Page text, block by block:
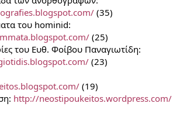
(35)
του hominid:
(25)
του Ευθ. Φοίβου Παναγιωτίδη:
(23)
(19)
http://neostipoukeitos.wordpress.com/